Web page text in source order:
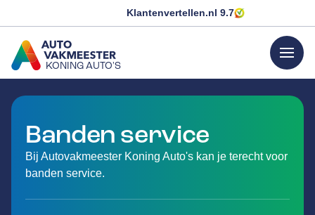
Klantenvertellen.nl 9.7
KONING AUTO'S
GA NAAR DE HOMEPAGINA
menu
Banden service
Bij Autovakmeester Koning Auto's kan je terecht voor
banden service.